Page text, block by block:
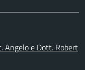
Angelo e Dott. Robert